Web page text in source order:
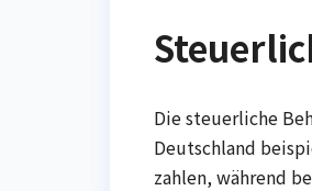
Die steuerliche
Deutschland
zahlen, während